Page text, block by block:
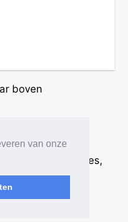
van onze
boven
· Plaatjes, animaties,
en fotos